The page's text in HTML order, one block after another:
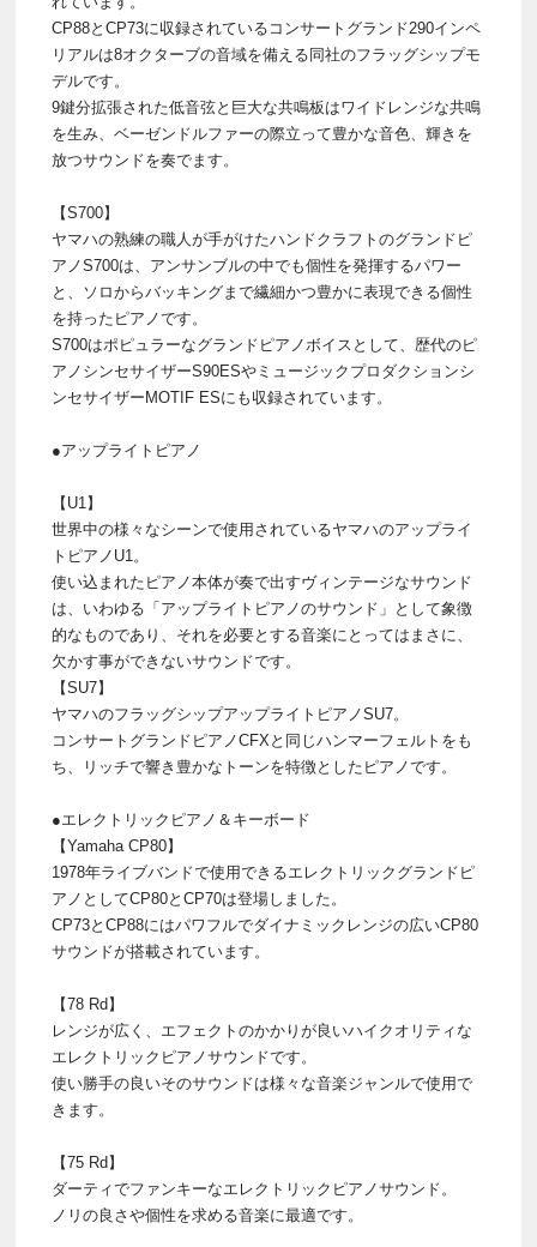
CP88とCP73に収録されているコンサートグランド290インペ
リアルは8オクターブの音域を備える同社のフラッグシップモ
デルです。
9鍵分拡張された低音弦と巨大な共鳴板はワイドレンジな共鳴
を生み、ベーゼンドルファーの際立って豊かな音色、輝きを
放つサウンドを奏でます。
【S700】
ヤマハの熟練の職人が手がけたハンドクラフトのグランドピ
アノS700は、アンサンブルの中でも個性を発揮するパワー
と、ソロからバッキングまで繊細かつ豊かに表現できる個性
を持ったピアノです。
S700はポピュラーなグランドピアノボイスとして、歴代のピ
アノシンセサイザーS90ESやミュージックプロダクションシ
ンセサイザーMOTIF ESにも収録されています。
●アップライトピアノ
【U1】
世界中の様々なシーンで使用されているヤマハのアップライ
トピアノU1。
使い込まれたピアノ本体が奏で出すヴィンテージなサウンド
は、いわゆる「アップライトピアノのサウンド」として象徴
的なものであり、それを必要とする音楽にとってはまさに、
欠かす事ができないサウンドです。
【SU7】
ヤマハのフラッグシップアップライトピアノSU7。
コンサートグランドピアノCFXと同じハンマーフェルトをも
ち、リッチで響き豊かなトーンを特徴としたピアノです。
●エレクトリックピアノ＆キーボード
【Yamaha CP80】
1978年ライブバンドで使用できるエレクトリックグランドピ
アノとしてCP80とCP70は登場しました。
CP73とCP88にはパワフルでダイナミックレンジの広いCP80
サウンドが搭載されています。
【78 Rd】
レンジが広く、エフェクトのかかりが良いハイクオリティな
エレクトリックピアノサウンドです。
使い勝手の良いそのサウンドは様々な音楽ジャンルで使用で
きます。
【75 Rd】
ダーティでファンキーなエレクトリックピアノサウンド。
ノリの良さや個性を求める音楽に最適です。